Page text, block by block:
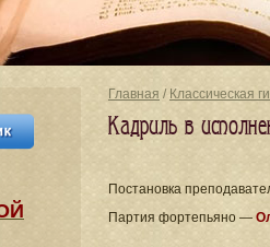
Главная / Классическая
Кадриль в
Постановка
Партия фортепьяно —